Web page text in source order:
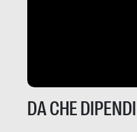
DA CHE DIPENDI